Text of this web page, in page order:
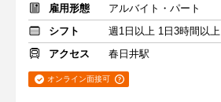
雇用形態
アルバイト・パート
シフト
週1日以上 1日3時間以上
アクセス
春日井駅
オンライン面接可